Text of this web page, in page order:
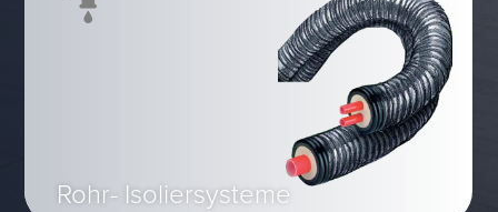
Rohr- Isoliersysteme